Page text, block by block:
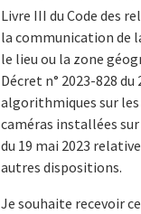
Livre III du Code des
la communication de
le lieu ou la zone
Décret n° 2023-828
algorithmiques sur
caméras installées
du 19 mai 2023
autres dispositions.
Je souhaite recevoir